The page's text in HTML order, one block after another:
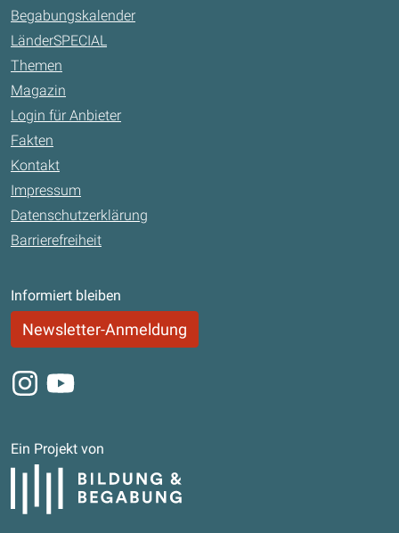
Begabungskalender
LänderSPECIAL
Themen
Magazin
Login für Anbieter
Fakten
Kontakt
Impressum
Datenschutzerklärung
Barrierefreiheit
Informiert bleiben
Newsletter-Anmeldung
Instagram
Youtube
Ein Projekt von
Bildung und Begabung